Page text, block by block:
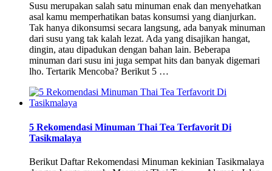
Susu merupakan salah satu minuman enak dan menyehatkan
asal kamu memperhatikan batas konsumsi yang dianjurkan.
Tak hanya dikonsumsi secara langsung, ada banyak minuman
dari susu yang tak kalah lezat. Ada yang disajikan hangat,
dingin, atau dipadukan dengan bahan lain. Beberapa
minuman dari susu ini juga sempat hits dan banyak digemari
lho. Tertarik Mencoba? Berikut 5 …
5 Rekomendasi Minuman Thai Tea Terfavorit Di
Tasikmalaya
Berikut Daftar Rekomendasi Minuman kekinian Tasikmalaya